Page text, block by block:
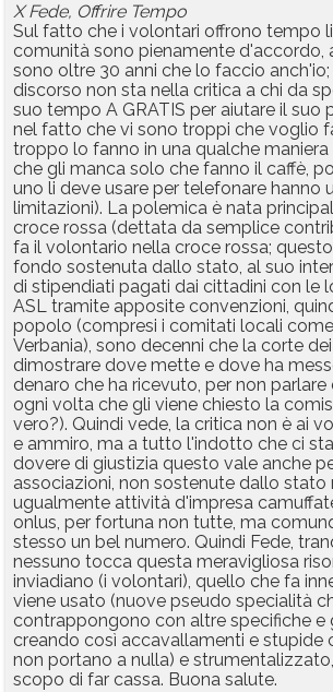
X Fede, Offrire Tempo
Sul fatto che i volontari offrono tempo
comunità sono pienamente d'accordo,
sono oltre 30 anni che lo faccio
discorso non sta nella critica a chi da
suo tempo A GRATIS per aiutare il suo
nel fatto che vi sono troppi che voglio
troppo lo fanno in una qualche
che gli manca solo che fanno il caffè,
uno li deve usare per telefonare hanno
limitazioni). La polemica è nata
croce rossa (dettata da semplice
fa il volontario nella croce rossa;
fondo sostenuta dallo stato, al suo
di stipendiati pagati dai cittadini con le
ASL tramite apposite convenzioni,
popolo (compresi i comitati locali
Verbania), sono decenni che la corte
dimostrare dove mette e dove ha
denaro che ha ricevuto, per non parlare
ogni volta che gli viene chiesto la
vero?). Quindi vede, la critica non è ai
e ammiro, ma a tutto l'indotto che ci
dovere di giustizia questo vale anche
associazioni, non sostenute dallo stato
ugualmente attività d'impresa
onlus, per fortuna non tutte, ma
stesso un bel numero. Quindi Fede,
nessuno tocca questa meravigliosa
inviadiano (i volontari), quello che fa
viene usato (nuove pseudo specialità
contrappongono con altre specifiche e
creando così accavallamenti e stupide
non portano a nulla) e
scopo di far cassa. Buona salute.